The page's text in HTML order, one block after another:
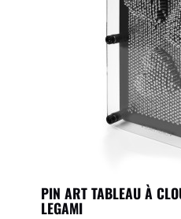
PIN ART TABLEAU À
LEGAMI